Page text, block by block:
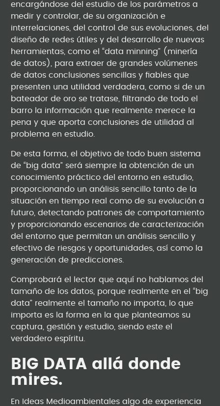
encargándose del estudio de los parámetros a
medir y controlar, de su organización e
interrelaciones, del control de sus evoluciones, del
diseño de redes útiles y del desarrollo de nuevas
herramientas, como el “data minning” (minería
de datos), para extraer de grandes volúmenes
de datos conclusiones sencillas y fiables que
presenten una utilidad verdadera, como si de un
bateador de oro se tratase, filtrando de todo el
barro la información que realmente merece la
pena y que aporta conclusiones de utilidad al
problema en estudio.
De esta forma, el objetivo de todo buen sistema
de “big data” será siempre la obtención de un
conocimiento práctico del entorno en estudio,
proporcionando un análisis sencillo tanto de la
situación en tiempo real como de su evolución a
futuro, detectando patrones de comportamiento
y proporcionando escenarios de caracterización
del entorno que permitan un análisis sencillo y
efectivo de riesgos y oportunidades, así como la
generación de predicciones.
Comprobará el lector que aquí no hablamos del
tamaño de los datos, porque realmente en el “big
data” realmente el tamaño no importa, lo que
importa es la forma en la que planteamos su
captura, gestión y estudio, siendo este el
verdadero espíritu.
BIG DATA allá donde
mires.
En Ideas Medioambientales algo de experiencia